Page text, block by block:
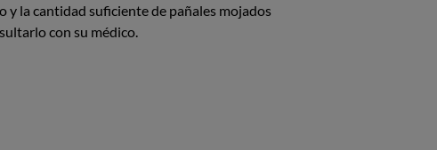
y la cantidad suficiente de pañales mojados
con su médico.